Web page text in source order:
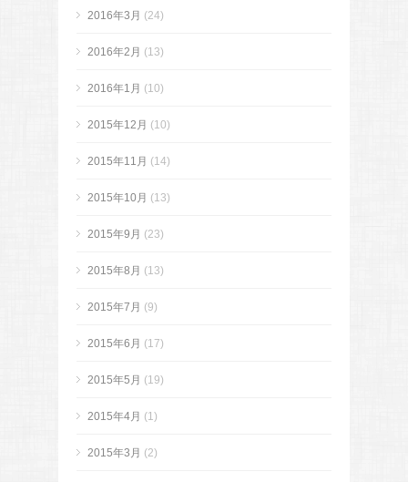
2016年3月 (24)
2016年2月 (13)
2016年1月 (10)
2015年12月 (10)
2015年11月 (14)
2015年10月 (13)
2015年9月 (23)
2015年8月 (13)
2015年7月 (9)
2015年6月 (17)
2015年5月 (19)
2015年4月 (1)
2015年3月 (2)